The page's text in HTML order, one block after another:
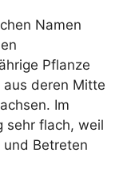
Namen
Pflanze
deren Mitte
Im
sehr flach, weil
Betreten